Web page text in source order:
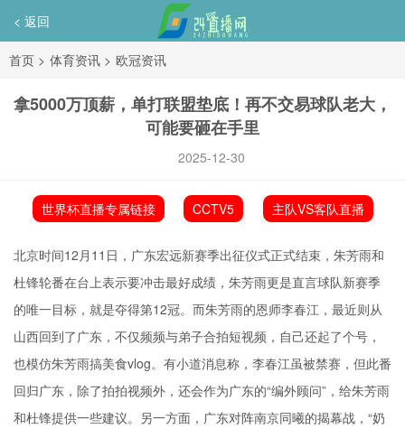
< 返回
首页 > 体育资讯 > 欧冠资讯
拿5000万顶薪，单打联盟垫底！再不交易球队老大，
可能要砸在手里
2025-12-30
世界杯直播专属链接 CCTV5 主队VS客队直播
北京时间12月11日，广东宏远新赛季出征仪式正式结束， 朱芳雨和
杜锋轮番在台上表示要冲击最好成绩，朱芳雨更是直言球队新赛季
的唯一目标，就是夺得第12冠。而朱芳雨的恩师李春江 ，最近则从
山西回到了广东，不仅频频与弟子合拍短视频，自己还起了个号，
也模仿朱芳雨搞美食vlog。有小道消息称，李春江虽被禁赛，但此番
回归广东，除了拍拍视频外，还会作为广东的“编外顾问”，给朱芳雨
和杜锋提供一些建议。另一方面，广东对阵南京同曦的揭幕战，“奶